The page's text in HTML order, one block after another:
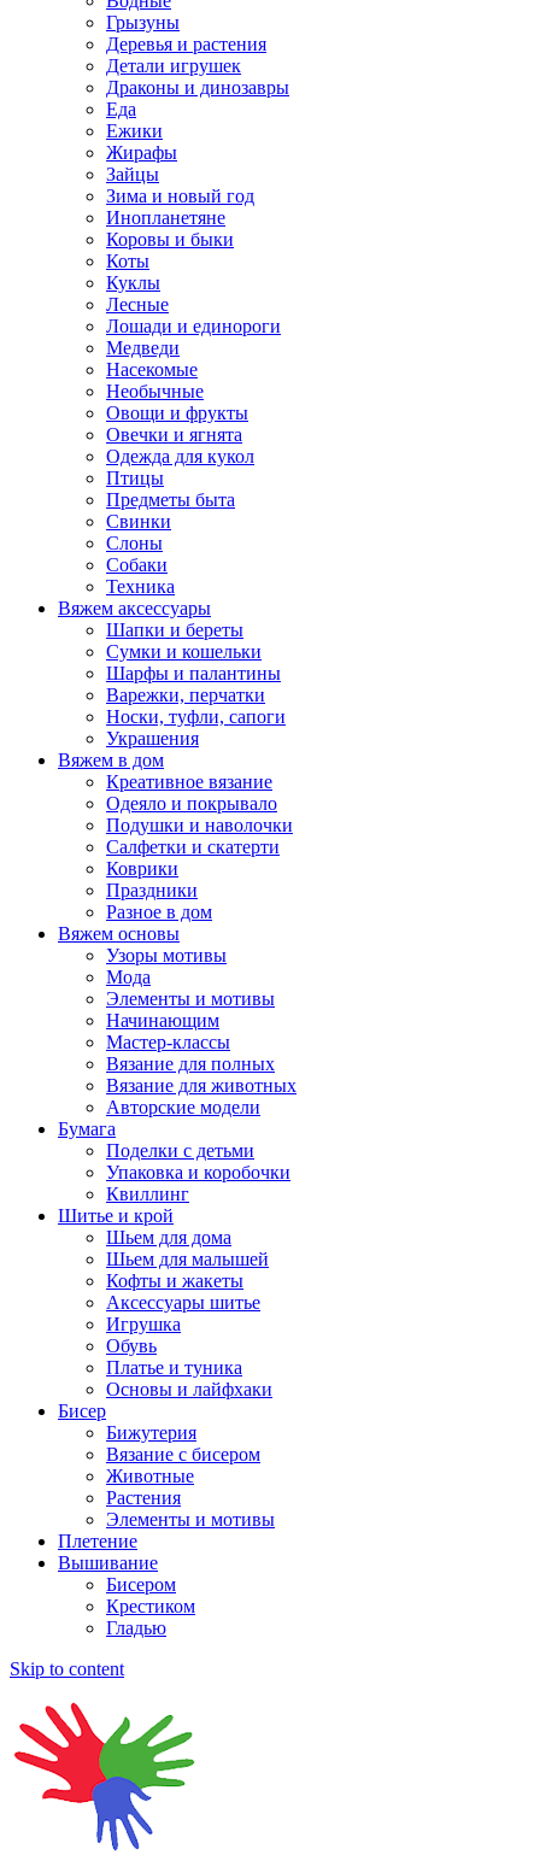
Грызуны
Деревья и растения
Детали игрушек
Драконы и динозавры
Еда
Ежики
Жирафы
Зайцы
Зима и новый год
Инопланетяне
Коровы и быки
Коты
Куклы
Лесные
Лошади и единороги
Медведи
Насекомые
Необычные
Овощи и фрукты
Овечки и ягнята
Одежда для кукол
Птицы
Предметы быта
Свинки
Слоны
Собаки
Техника
Вяжем аксессуары
Шапки и береты
Сумки и кошельки
Шарфы и палантины
Варежки, перчатки
Носки, туфли, сапоги
Украшения
Вяжем в дом
Креативное вязание
Одеяло и покрывало
Подушки и наволочки
Салфетки и скатерти
Коврики
Праздники
Разное в дом
Вяжем основы
Узоры мотивы
Мода
Элементы и мотивы
Начинающим
Мастер-классы
Вязание для полных
Вязание для животных
Авторские модели
Бумага
Поделки с детьми
Упаковка и коробочки
Квиллинг
Шитье и крой
Шьем для дома
Шьем для малышей
Кофты и жакеты
Аксессуары шитье
Игрушка
Обувь
Платье и туника
Основы и лайфхаки
Бисер
Бижутерия
Вязание с бисером
Животные
Растения
Элементы и мотивы
Плетение
Вышивание
Бисером
Крестиком
Гладью
Skip to content